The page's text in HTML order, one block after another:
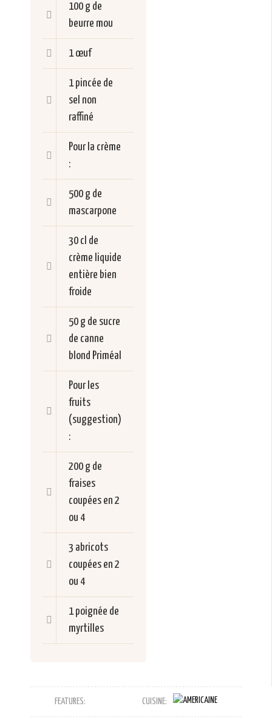
100 g de
beurre mou
1 œuf
1 pincée de
sel non
raffiné
Pour la crème
:
500 g de
mascarpone
30 cl de
crème liquide
entière bien
froide
50 g de sucre
de canne
blond Priméal
Pour les
fruits
(suggestion)
:
200 g de
fraises
coupées en 2
ou 4
3 abricots
coupées en 2
ou 4
1 poignée de
myrtilles
FEATURES: CUISINE: